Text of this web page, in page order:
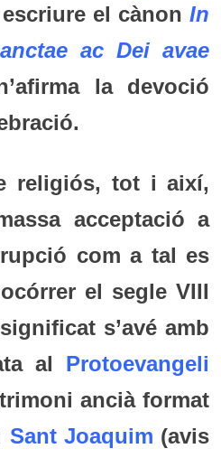
el cànonIn
ac Dei avae
la devoció
religiós, tot i així,
acceptació a
com a tal es
el segle VIII
s’avé amb
al Protoevangeli
ancià format
Sant Joaquim (avis